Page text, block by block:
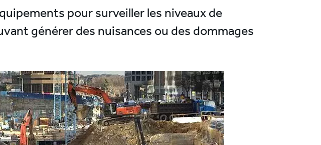
pour surveiller les niveaux de
générer des nuisances ou des dommages